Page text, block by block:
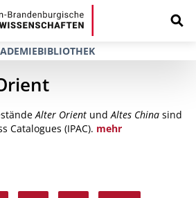
Alter Orient undAltes China sind
Catalogues (IPAC). mehr